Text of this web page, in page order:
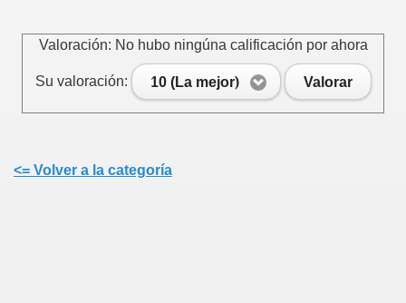
Valoración: No hubo ningúna calificación por ahora
Su valoración: 10 (La mejor) Valorar
<= Volver a la categoría
FRAUDE